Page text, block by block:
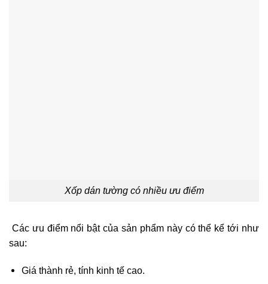
Xốp dán tường có nhiều ưu điểm
Các ưu điểm nổi bật của sản phẩm này có thể kể tới như
sau:
Giá thành rẻ, tính kinh tế cao.